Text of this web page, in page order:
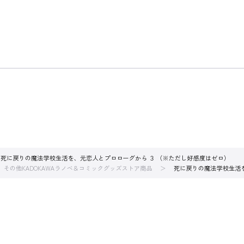
死に戻りの魔法学校生活を、元恋人とプロローグから ３ （※ただし好感度はゼロ）
その他KADOKAWAラノベ＆コミックグッズストア商品 死に戻りの魔法学校生